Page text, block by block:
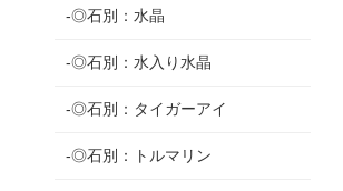
-◎石別：水晶
-◎石別：水入り水晶
-◎石別：タイガーアイ
-◎石別：トルマリン